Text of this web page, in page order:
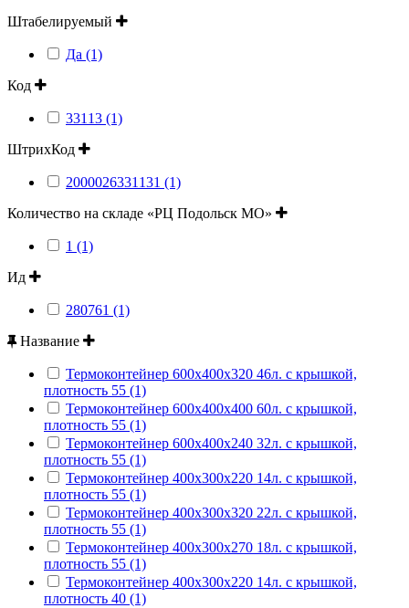
Штабелируемый
Да (1)
Код
33113 (1)
ШтрихКод
2000026331131 (1)
Количество на складе «РЦ Подольск МО»
1 (1)
Ид
280761 (1)
Название
Термоконтейнер 600х400х320 46л. с крышкой,
плотность 55 (1)
Термоконтейнер 600х400х400 60л. с крышкой,
плотность 55 (1)
Термоконтейнер 600х400х240 32л. с крышкой,
плотность 55 (1)
Термоконтейнер 400х300х220 14л. с крышкой,
плотность 55 (1)
Термоконтейнер 400х300х320 22л. с крышкой,
плотность 55 (1)
Термоконтейнер 400х300х270 18л. с крышкой,
плотность 55 (1)
Термоконтейнер 400х300х220 14л. с крышкой,
плотность 40 (1)